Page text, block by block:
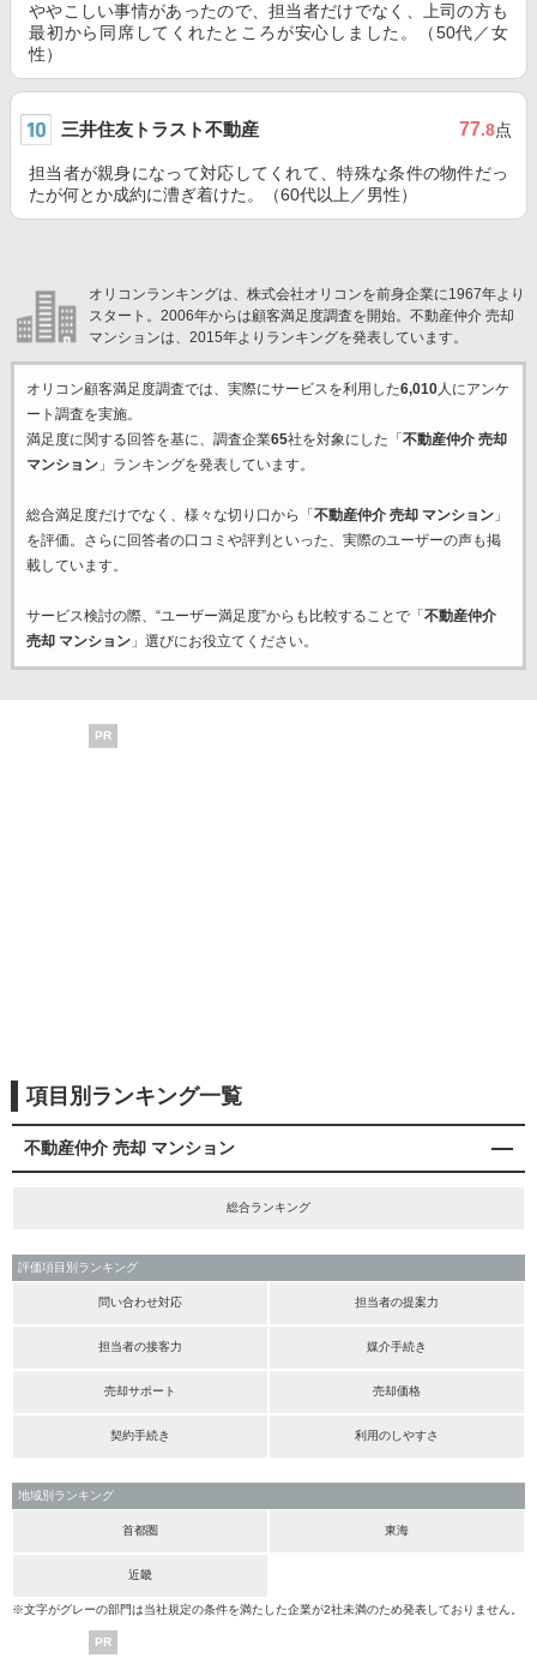
ややこしい事情があったので、担当者だけでなく、上司の方も
最初から同席してくれたところが安心しました。（50代／女
性）
三井住友トラスト不動産 77.8点
担当者が親身になって対応してくれて、特殊な条件の物件だっ
たが何とか成約に漕ぎ着けた。（60代以上／男性）
オリコンランキングは、株式会社オリコンを前身企業に1967年より
スタート。2006年からは顧客満足度調査を開始。不動産仲介 売却
マンションは、2015年よりランキングを発表しています。
オリコン顧客満足度調査では、実際にサービスを利用した6,010人にアンケ
ート調査を実施。
満足度に関する回答を基に、調査企業65社を対象にした「 不動産仲介 売却
マンション」ランキングを発表しています。
総合満足度だけでなく、様々な切り口から「 不動産仲介 売却 マンション」
を評価。さらに回答者の口コミや評判といった、実際のユーザーの声も掲
載しています。
サービス検討の際、“ユーザー満足度”からも比較することで「 不動産仲介
売却 マンション」選びにお役立てください。
PR
項目別ランキング一覧
不動産仲介 売却 マンション
総合ランキング
評価項目別ランキング
問い合わせ対応 担当者の提案力
担当者の接客力 媒介手続き
売却サポート 売却価格
契約手続き 利用のしやすさ
地域別ランキング
首都圏 東海
近畿
※文字がグレーの部門は当社規定の条件を満たした企業が2社未満のため発表しておりません。
PR